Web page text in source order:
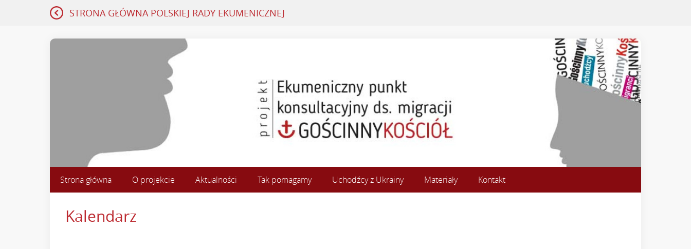
STRONA GŁÓWNA POLSKIEJ RADY EKUMENICZNEJ
Strona główna O projekcie Aktualności Tak pomagamy Uchodźcy z Ukrainy Materiały Kontakt
Kalendarz